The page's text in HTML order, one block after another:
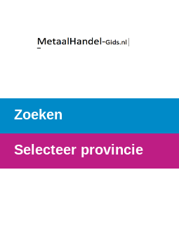
Zoeken
Selecteer provincie